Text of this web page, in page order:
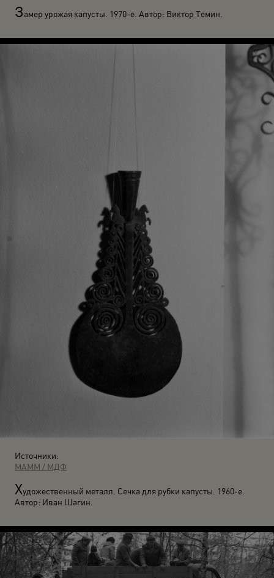
Замер урожая капусты. 1970-е. Автор: Виктор Темин.
Источники:
МАММ / МДФ
Художественный металл. Сечка для рубки капусты. 1960-е.
Автор: Иван Шагин.